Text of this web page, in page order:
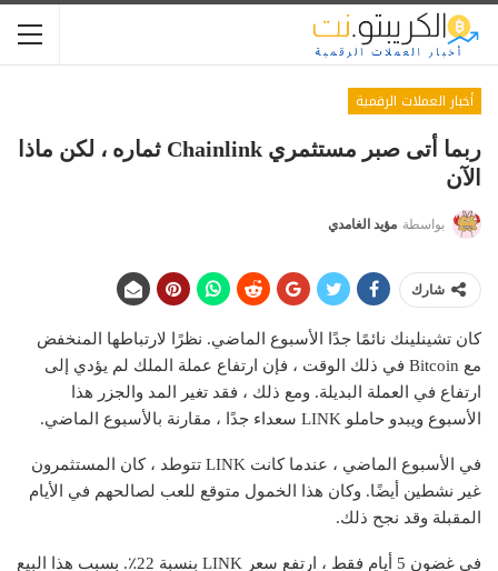
أخبار العملات الرقمية
ربما أتى صبر مستثمري Chainlink ثماره ، لكن ماذا
الآن
بواسطة مؤيد الغامدي
شارك
كان تشينلينك نائمًا جدًا الأسبوع الماضي. نظرًا لارتباطها المنخفض
مع Bitcoin في ذلك الوقت ، فإن ارتفاع عملة الملك لم يؤدي إلى
ارتفاع في العملة البديلة. ومع ذلك ، فقد تغير المد والجزر هذا
الأسبوع ويبدو حاملو LINK سعداء جدًا ، مقارنة بالأسبوع الماضي.
في الأسبوع الماضي ، عندما كانت LINK تتوطد ، كان المستثمرون
غير نشطين أيضًا. وكان هذا الخمول متوقع للعب لصالحهم في الأيام
المقبلة وقد نجح ذلك.
في غضون 5 أيام فقط ، ارتفع سعر LINK بنسبة 22٪. بسبب هذا البيع